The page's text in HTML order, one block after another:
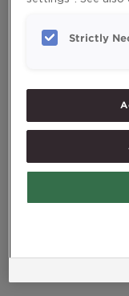
Вас смущают все
развивающемуся
Read More »
Strictly